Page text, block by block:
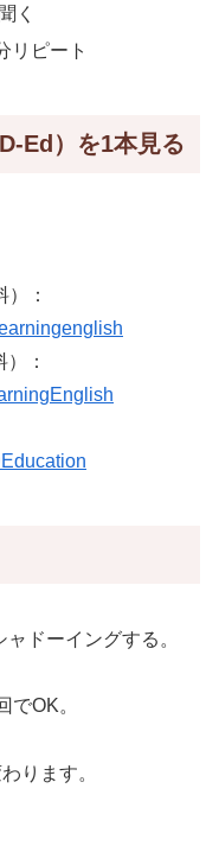
く
リピート
Ed）を1本見る
：
：
ドーイングする。
でOK。
ります。